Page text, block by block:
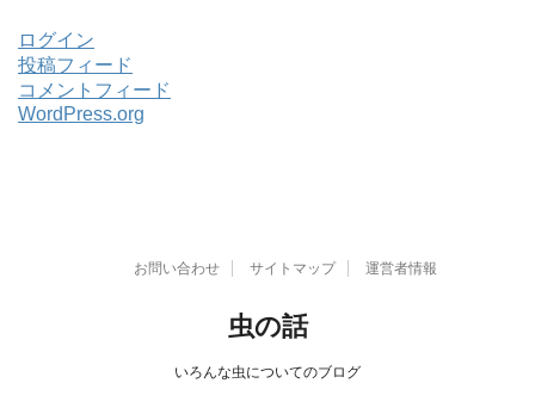
ログイン
投稿フィード
コメントフィード
WordPress.org
お問い合わせ サイトマップ 運営者情報
虫の話
いろんな虫についてのブログ